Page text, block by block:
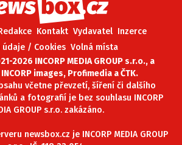
Kontakt Vydavatel Inzerce
údaje / Cookies Volná místa
2026 INCORP MEDIA GROUP s.r.o., a
images, Profimedia a ČTK.
včetne převzetí, šíření či dalšího
a fotografií je bez souhlasu INCORP
GROUP s.r.o. zakázáno.
newsbox.cz je INCORP MEDIA GROUP